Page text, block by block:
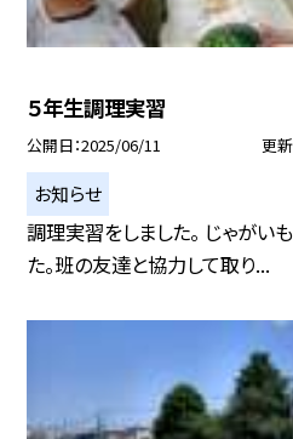
５年生調理実習
公開日 2025/06/11 更
お知らせ
調理実習をしました。 じゃがい
た。班の友達と協力して取り...